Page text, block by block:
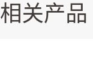
相关产品